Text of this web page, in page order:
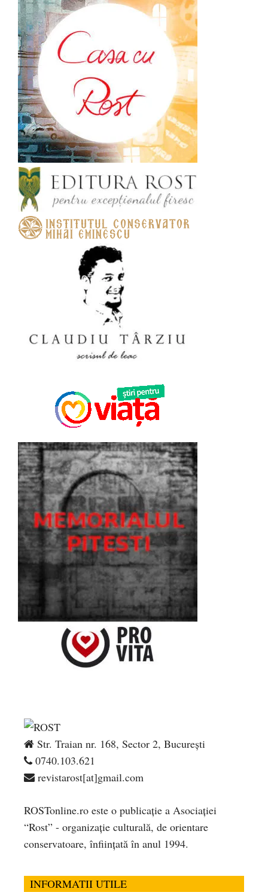
Str. Traian nr. 168, Sector 2, București
0740.103.621
revistarost[at]gmail.com
ROSTonline.ro este o publicaţie a Asociaţiei
“Rost” - organizaţie culturală, de orientare
conservatoare, înfiinţată în anul 1994.
INFORMATII UTILE